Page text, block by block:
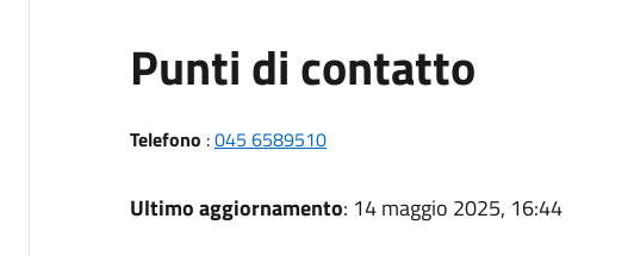
Punti di contatto
Telefono :045 6589510
Ultimo aggiornamento: 14 maggio 2025, 16:44